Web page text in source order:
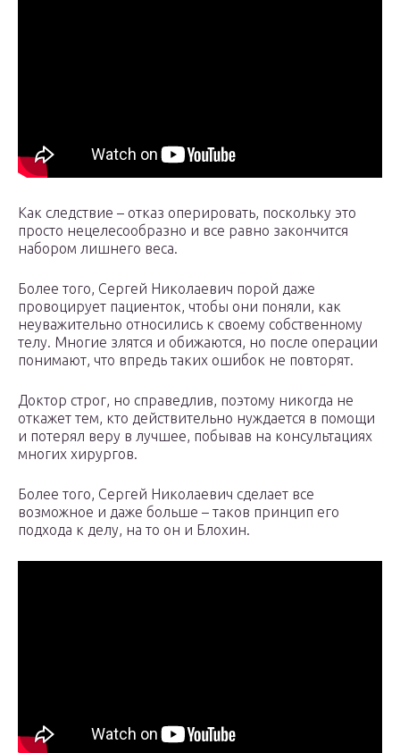
Как следствие – отказ оперировать, поскольку это
просто нецелесообразно и все равно закончится
набором лишнего веса.
Более того, Сергей Николаевич порой даже
провоцирует пациенток, чтобы они поняли, как
неуважительно относились к своему собственному
телу. Многие злятся и обижаются, но после операции
понимают, что впредь таких ошибок не повторят.
Доктор строг, но справедлив, поэтому никогда не
откажет тем, кто действительно нуждается в помощи
и потерял веру в лучшее, побывав на консультациях
многих хирургов.
Более того, Сергей Николаевич сделает все
возможное и даже больше – таков принцип его
подхода к делу, на то он и Блохин.